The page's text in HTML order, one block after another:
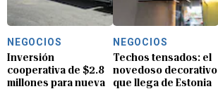
NEGOCIOS
Inversión
cooperativa de $2.8
millones para nueva
NEGOCIOS
Techos tensados: el
novedoso decorativo
que llega de Estonia